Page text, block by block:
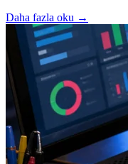
Daha fazla oku →